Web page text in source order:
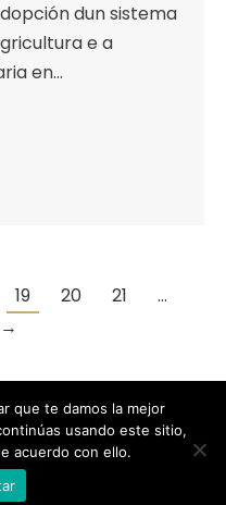
dun sistema
e a
en…
19 20 21
…
→
Graphics
|
la Historia.
que te damos la mejor
usando este sitio,
acuerdo con ello.